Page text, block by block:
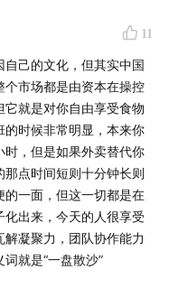
领域的良好口碑，有
户同行。未来我们希
投资者学习投资，也
赚钱。欢迎在「有知
作星星、周一｜后期
11
己的文化，但其实中国
个市场都是由资本在操控
就是对你自由享受食物
的时候非常明显，本来你
时，但是如果外卖替代你
点时间短则十分钟长则
的一面，但这一切都是在
出来，今天的人很享受
凝聚力，团队协作能力
就是“一盘散沙”